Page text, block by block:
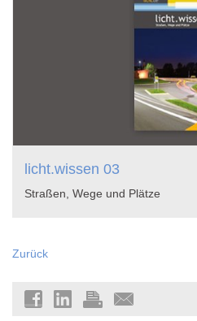
licht.wissen 03
Straßen, Wege und Plätze
Zurück